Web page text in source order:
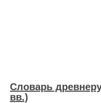
Словарь
вв.)